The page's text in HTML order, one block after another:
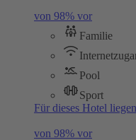
von 98% vor
Familie
Pool
Sport
Für dieses Hotel
von 98% vor